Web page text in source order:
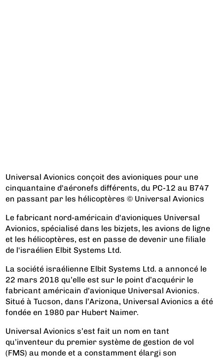
Universal Avionics conçoit des avioniques pour une
cinquantaine d'aéronefs différents, du PC-12 au B747
en passant par les hélicoptères © Universal Avionics
Le fabricant nord-américain d'avioniques Universal
Avionics, spécialisé dans les bizjets, les avions de ligne
et les hélicoptères, est en passe de devenir une filiale
de l'israélien Elbit Systems Ltd.
La société israélienne Elbit Systems Ltd. a annoncé le
22 mars 2018 qu’elle est sur le point d’acquérir le
fabricant américain d’avionique Universal Avionics.
Situé à Tucson, dans l’Arizona, Universal Avionics a été
fondée en 1980 par Hubert Naimer.
Universal Avionics s’est fait un nom en tant
qu’inventeur du premier système de gestion de vol
(FMS) au monde et a constamment élargi son